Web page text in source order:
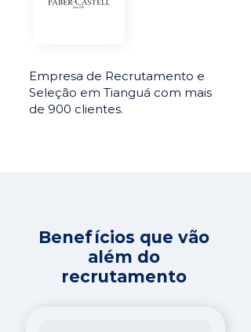
Empresa de Recrutamento e
Seleção em Tianguá com mais
de 900 clientes.
Benefícios que vão
além do
recrutamento